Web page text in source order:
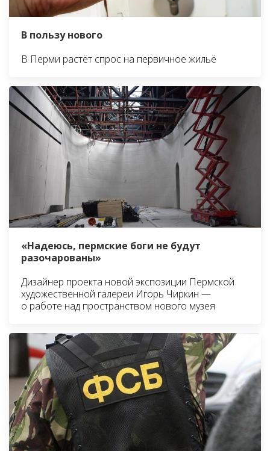
В пользу нового
В Перми растёт спрос на первичное жильё
«Надеюсь, пермские боги не будут
разочарованы»
Дизайнер проекта новой экспозиции Пермской
художественной галереи Игорь Чиркин —
о работе над пространством нового музея